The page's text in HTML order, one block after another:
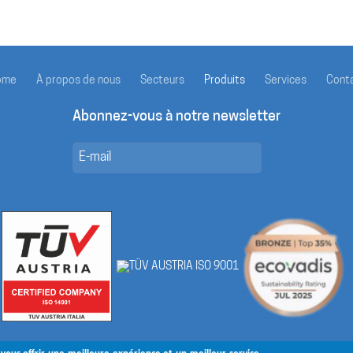
À propos de nous Secteurs Produits Services
Abonnez-vous à notre newsletter